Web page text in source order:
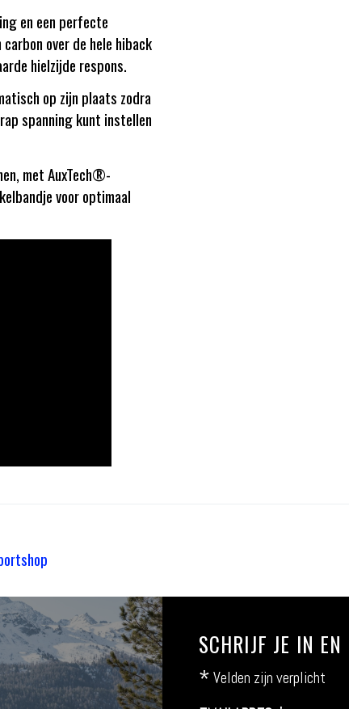
en een perfecte
over de hele hiback
hielzijde respons.
op zijn plaats zodra
spanning kunt instellen
met AuxTech®-
voor optimaal
SCHRIJF JE IN
* Velden zijn verplicht